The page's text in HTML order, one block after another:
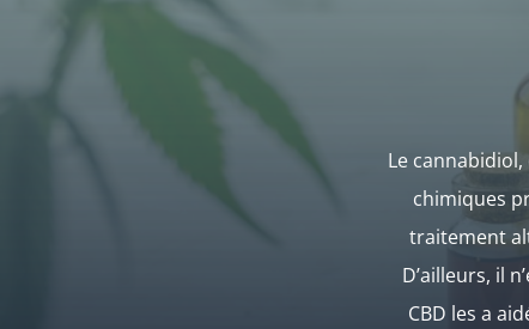
Le
chimiques
traitement
D’ailleurs, il
CBD les a